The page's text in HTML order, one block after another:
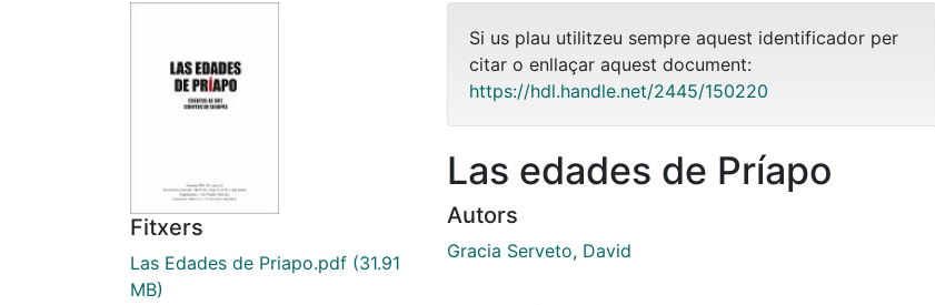
Fitxers
Las Edades de Priapo.pdf (31.91
MB)
Si us plau utilitzeu sempre aquest identificador per
citar o enllaçar aquest document:
https://hdl.handle.net/2445/150220
Las edades de Príapo
Autors
Gracia Serveto, David